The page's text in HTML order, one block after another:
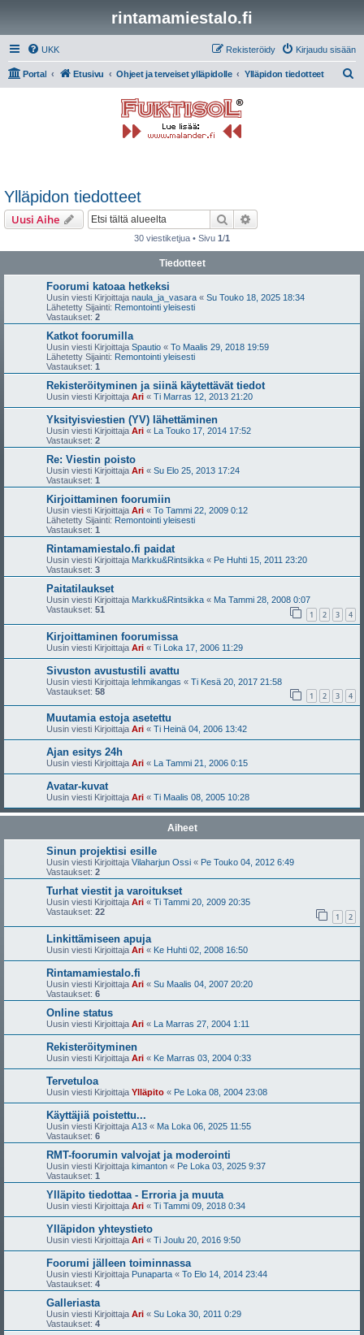
rintamamiestalo.fi
UKK Kirjaudu sisään
Rekisteröidy
Portal Etusivu Ohjeet ja terveiset ylläpidolle Ylläpidon tiedotteet
Ylläpidon tiedotteet
Uusi Aihe Etsi
30 viestiketjua • Sivu 1/1
Tiedotteet
Foorumi katoaa hetkeksi
Uusin viesti Kirjoittaja naula_ja_vasara « Su Touko 18, 2025 18:34
Lähetetty Sijainti: Remontointi yleisesti
Vastaukset: 2
Katkot foorumilla
Uusin viesti Kirjoittaja Spautio « To Maalis 29, 2018 19:59
Lähetetty Sijainti: Remontointi yleisesti
Vastaukset: 1
Rekisteröityminen ja siinä käytettävät tiedot
Uusin viesti Kirjoittaja Ari « Ti Marras 12, 2013 21:20
Yksityisviestien (YV) lähettäminen
Uusin viesti Kirjoittaja Ari « La Touko 17, 2014 17:52
Vastaukset: 2
Re: Viestin poisto
Uusin viesti Kirjoittaja Ari « Su Elo 25, 2013 17:24
Vastaukset: 1
Kirjoittaminen foorumiin
Uusin viesti Kirjoittaja Ari « To Tammi 22, 2009 0:12
Lähetetty Sijainti: Remontointi yleisesti
Vastaukset: 1
Rintamamiestalo.fi paidat
Uusin viesti Kirjoittaja Markku&Rintsikka « Pe Huhti 15, 2011 23:20
Vastaukset: 3
Paitatilaukset
Uusin viesti Kirjoittaja Markku&Rintsikka « Ma Tammi 28, 2008 0:07
Vastaukset: 51 1 2 3 4
Kirjoittaminen foorumissa
Uusin viesti Kirjoittaja Ari « Ti Loka 17, 2006 11:29
Sivuston avustustili avattu
Uusin viesti Kirjoittaja lehmikangas « Ti Kesä 20, 2017 21:58
Vastaukset: 58 1 2 3 4
Muutamia estoja asetettu
Uusin viesti Kirjoittaja Ari « Ti Heinä 04, 2006 13:42
Ajan esitys 24h
Uusin viesti Kirjoittaja Ari « La Tammi 21, 2006 0:15
Avatar-kuvat
Uusin viesti Kirjoittaja Ari « Ti Maalis 08, 2005 10:28
Aiheet
Sinun projektisi esille
Uusin viesti Kirjoittaja Vilaharjun Ossi « Pe Touko 04, 2012 6:49
Vastaukset: 2
Turhat viestit ja varoitukset
Uusin viesti Kirjoittaja Ari « Ti Tammi 20, 2009 20:35
Vastaukset: 22 1 2
Linkittämiseen apuja
Uusin viesti Kirjoittaja Ari « Ke Huhti 02, 2008 16:50
Rintamamiestalo.fi
Uusin viesti Kirjoittaja Ari « Su Maalis 04, 2007 20:20
Vastaukset: 6
Online status
Uusin viesti Kirjoittaja Ari « La Marras 27, 2004 1:11
Rekisteröityminen
Uusin viesti Kirjoittaja Ari « Ke Marras 03, 2004 0:33
Tervetuloa
Uusin viesti Kirjoittaja Ylläpito « Pe Loka 08, 2004 23:08
Käyttäjiä poistettu...
Uusin viesti Kirjoittaja A13 « Ma Loka 06, 2025 11:55
Vastaukset: 6
RMT-foorumin valvojat ja moderointi
Uusin viesti Kirjoittaja kimanton « Pe Loka 03, 2025 9:37
Vastaukset: 1
Ylläpito tiedottaa - Erroria ja muuta
Uusin viesti Kirjoittaja Ari « Ti Tammi 09, 2018 0:34
Ylläpidon yhteystieto
Uusin viesti Kirjoittaja Ari « Ti Joulu 20, 2016 9:50
Foorumi jälleen toiminnassa
Uusin viesti Kirjoittaja Punaparta « To Elo 14, 2014 23:44
Vastaukset: 4
Galleriasta
Uusin viesti Kirjoittaja Ari « Su Loka 30, 2011 0:29
Vastaukset: 4